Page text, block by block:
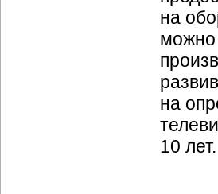
на
можно
на
10 лет.